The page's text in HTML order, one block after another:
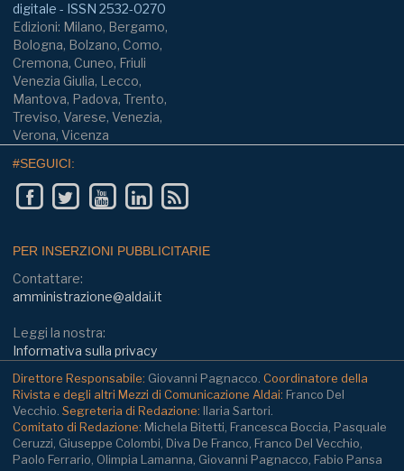
digitale - ISSN 2532-0270
Edizioni: Milano, Bergamo,
Bologna, Bolzano, Como,
Cremona, Cuneo, Friuli
Venezia Giulia, Lecco,
Mantova, Padova, Trento,
Treviso, Varese, Venezia,
Verona, Vicenza
#SEGUICI:
PER INSERZIONI PUBBLICITARIE
Contattare:
amministrazione@aldai.it
Leggi la nostra:
Informativa sulla privacy
Direttore Responsabile: Giovanni Pagnacco. Coordinatore della
Rivista e degli altri Mezzi di Comunicazione Aldai: Franco Del
Vecchio. Segreteria di Redazione: Ilaria Sartori.
Comitato di Redazione: Michela Bitetti, Francesca Boccia, Pasquale
Ceruzzi, Giuseppe Colombi, Diva De Franco, Franco Del Vecchio,
Paolo Ferrario, Olimpia Lamanna, Giovanni Pagnacco, Fabio Pansa